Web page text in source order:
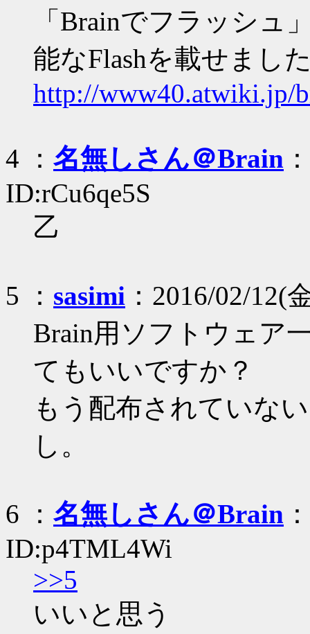
「Brainでフラッシュ
能なFlashを載せまし
http://www40.atwiki.jp/
4 ： 名無しさん＠Brain
ID:rCu6qe5S
乙
5 ： sasimi ：2016/02/12(
Brain用ソフトウェア
てもいいですか？
もう配布されていな
し。
6 ： 名無しさん＠Brain
ID:p4TML4Wi
>>5
いいと思う